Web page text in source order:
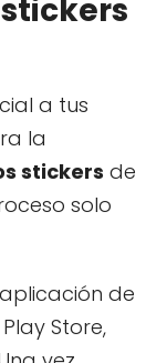
a tus
la
stickers de
solo
de
Store,